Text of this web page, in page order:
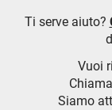
Ti serve aiuto?
Vuoi
Siamo